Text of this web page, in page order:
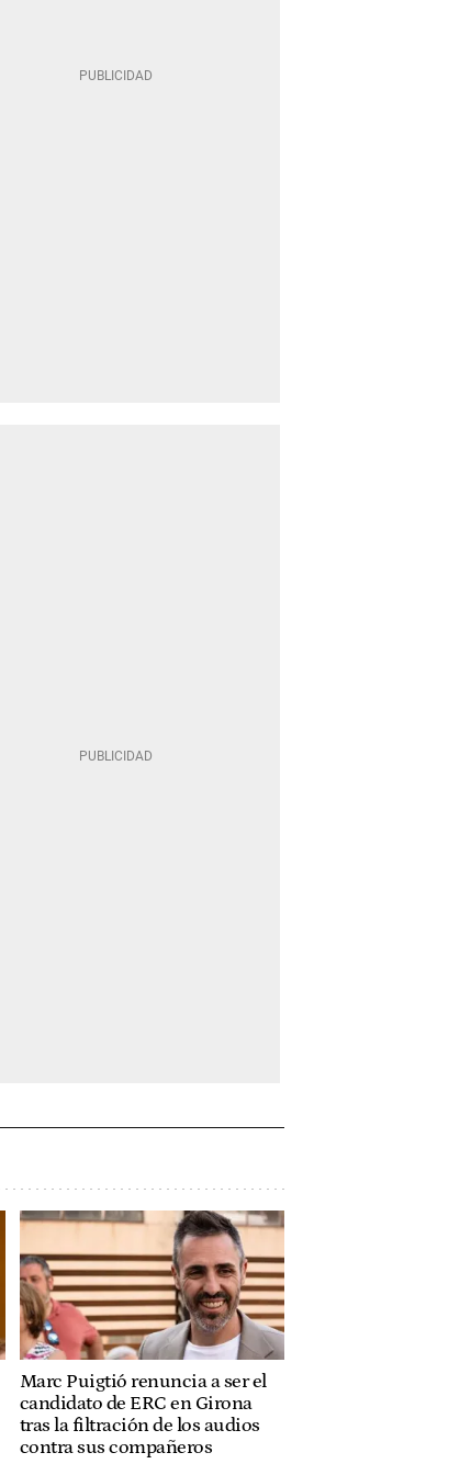
Marc Puigtió renuncia a ser el
candidato de ERC en Girona
tras la filtración de los audios
contra sus compañeros